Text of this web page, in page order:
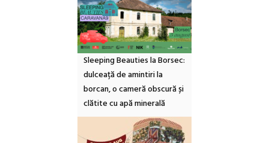
Sleeping Beauties la Borsec:
dulceață de amintiri la
borcan, o cameră obscură și
clătite cu apă minerală